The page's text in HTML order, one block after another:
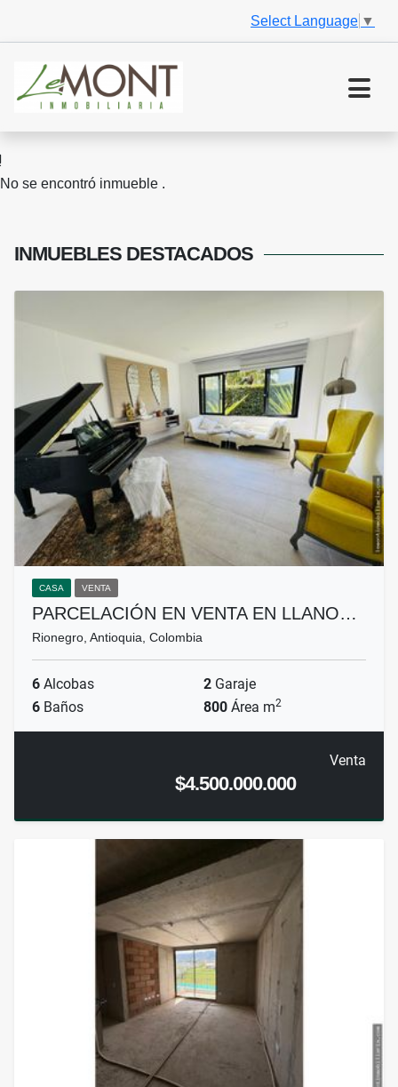
Select Language ▼
No se encontró inmueble .
INMUEBLES DESTACADOS
CASA VENTA
PARCELACIÓN EN VENTA EN LLANO…
Rionegro, Antioquia, Colombia
6 Alcobas 2 Garaje
6 Baños 800 Área m2
Venta
$4.500.000.000